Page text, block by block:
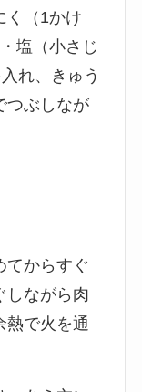
く（1かけ
塩（小さじ
れ、きゅう
つぶしなが
てからすぐ
しながら肉
熱で火を通